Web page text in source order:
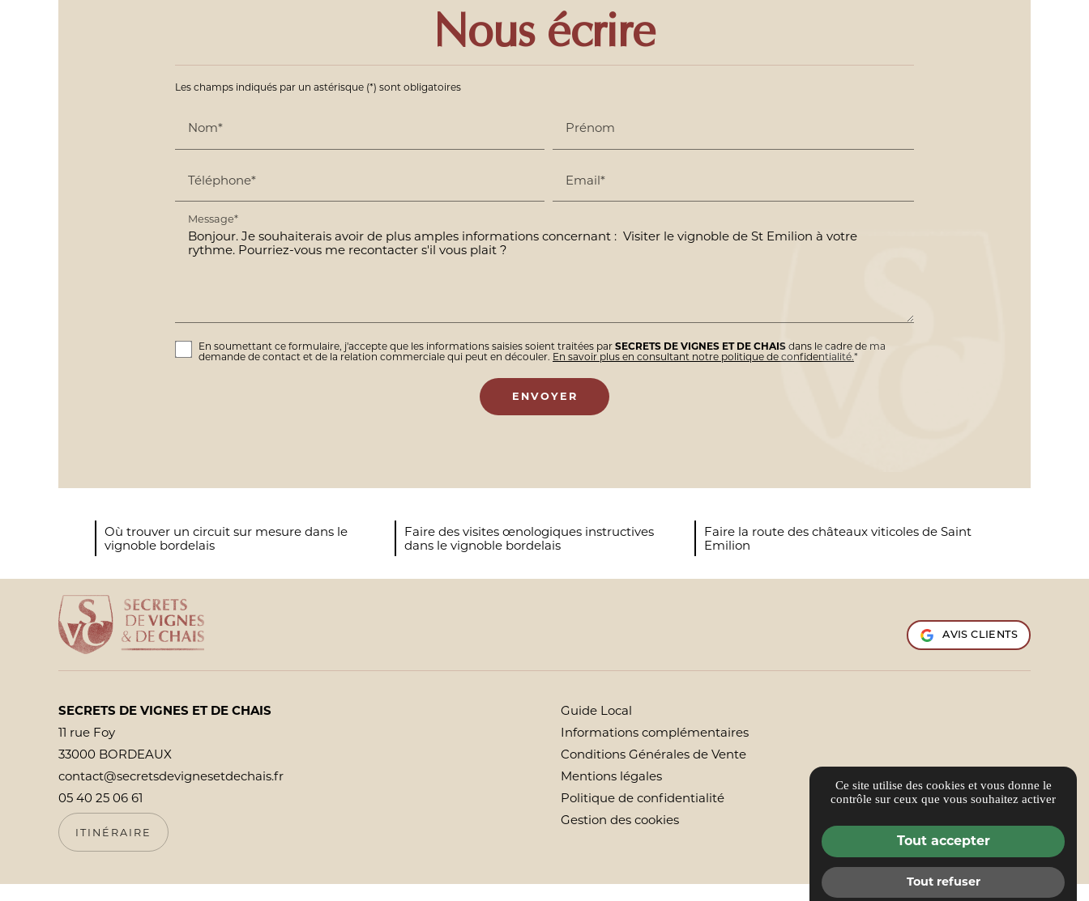
Nous écrire
Les champs indiqués par un astérisque (*) sont obligatoires
Nom* Prénom
Téléphone* Email*
Message*
En soumettant ce formulaire, j'accepte que les informations saisies soient traitées par SECRETS DE VIGNES ET DE CHAIS dans le cadre de ma
demande de contact et de la relation commerciale qui peut en découler. En savoir plus en consultant notre politique de confidentialité.*
Où trouver un circuit sur mesure dans le
vignoble bordelais
Faire des visites œnologiques instructives
dans le vignoble bordelais
Faire la route des châteaux viticoles de Saint
Emilion
AVIS CLIENTS
SECRETS DE VIGNES ET DE CHAIS
11 rue Foy
33000 BORDEAUX
contact@secretsdevignesetdechais.fr
05 40 25 06 61
ITINÉRAIRE
Guide Local
Informations complémentaires
Conditions Générales de Vente
Mentions légales
Politique de confidentialité
Gestion des cookies
Ce site utilise des cookies et vous donne le
contrôle sur ceux que vous souhaitez activer
Tout accepter
Tout refuser